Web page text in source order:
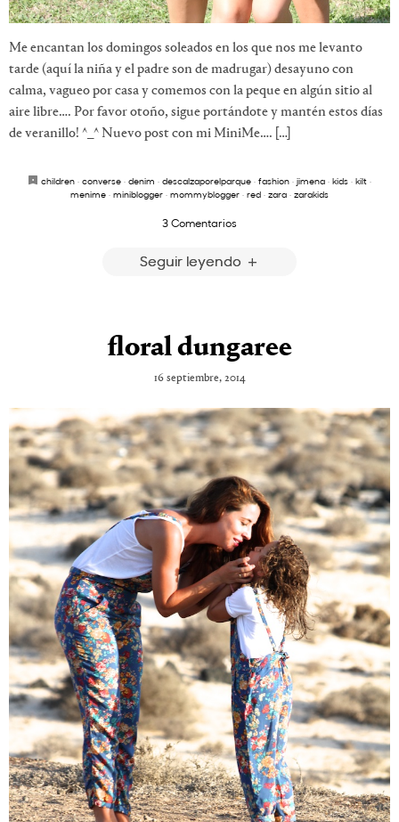
Me encantan los domingos soleados en los que nos me levanto
tarde (aquí la niña y el padre son de madrugar) desayuno con
calma, vagueo por casa y comemos con la peque en algún sitio al
aire libre…. Por favor otoño, sigue portándote y mantén estos días
de veranillo! ^_^ Nuevo post con mi MiniMe…. […]
children · converse · denim · descalzaporelparque · fashion · jimena · kids · kilt ·
menime · miniblogger · mommyblogger · red · zara · zarakids
3 Comentarios
Seguir leyendo
floral dungaree
16 septiembre, 2014